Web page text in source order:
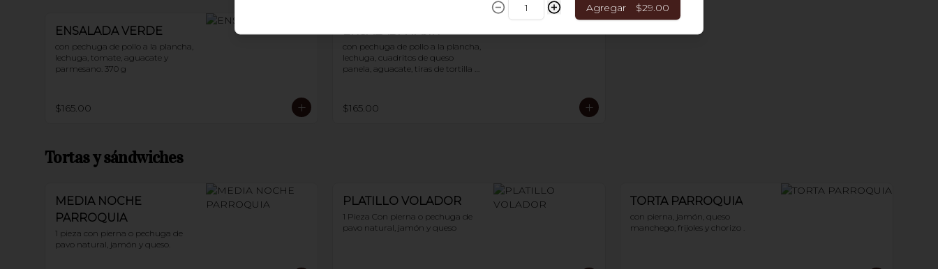
ENSALADA VERDE
con pechuga de pollo a la plancha,
lechuga, tomate, aguacate y
parmesano. 370 g
$165.00
ENSALADA TAJÍN
con pechuga de pollo a la plancha,
lechuga, cuadritos de queso
panela, aguacate, tiras de tortilla y
$165.00
Tortas y sándwiches
MEDIA NOCHE
PARROQUIA
1 pieza con pierna o pechuga de
pavo natural, jamón y queso.
PLATILLO VOLADOR
1 Pieza Con pierna o pechuga de
pavo natural, jamón y queso
TORTA PARROQUIA
con pierna, jamón, queso
manchego, frijoles y chorizo .
Agregar $29.00